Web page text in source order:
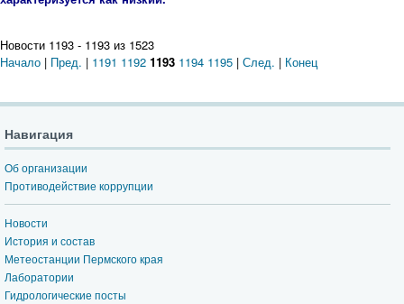
Новости 1193 - 1193 из 1523
Начало | Пред. | 1191 1192 1193 1194 1195 | След. | Конец
Навигация
Об организации
Противодействие коррупции
Новости
История и состав
Метеостанции Пермского края
Лаборатории
Гидрологические посты